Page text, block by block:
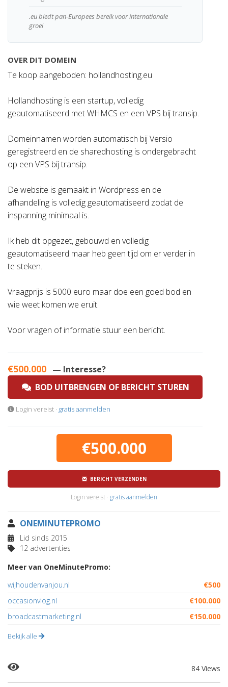
.eu biedt pan-Europees bereik voor internationale
groei
OVER DIT DOMEIN
Te koop aangeboden: hollandhosting.eu
Hollandhosting is een startup, volledig
geautomatiseerd met WHMCS en een VPS bij transip.
Domeinnamen worden automatisch bij Versio
geregistreerd en de sharedhosting is ondergebracht
op een VPS bij transip.
De website is gemaakt in Wordpress en de
afhandeling is volledig geautomatiseerd zodat de
inspanning minimaal is.
Ik heb dit opgezet, gebouwd en volledig
geautomatiseerd maar heb geen tijd om er verder in
te steken.
Vraagprijs is 5000 euro maar doe een goed bod en
wie weet komen we eruit.
Voor vragen of informatie stuur een bericht.
€500.000 — Interesse?
BOD UITBRENGEN OF BERICHT STUREN
Login vereist · gratis aanmelden
€500.000
BERICHT VERZENDEN
Login vereist · gratis aanmelden
ONEMINUTEPROMO
Lid sinds 2015
12 advertenties
Meer van OneMinutePromo:
wijhoudenvanjou.nl
€500
occasionvlog.nl
€100.000
broadcastmarketing.nl
€150.000
Bekijk alle
84 Views